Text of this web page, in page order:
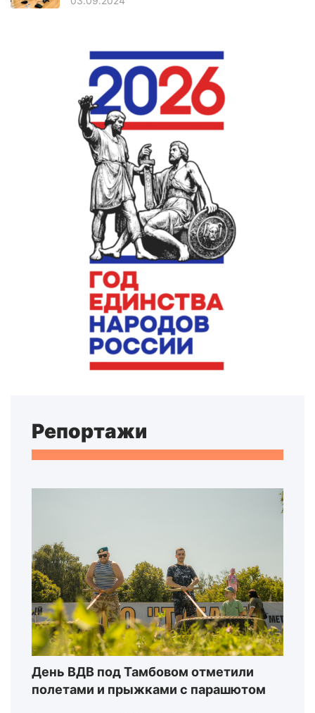
Репортажи
День ВДВ под Тамбовом отметили
полетами и прыжками с парашютом